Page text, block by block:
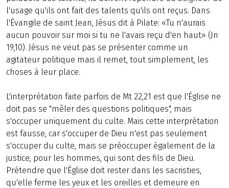
l'usage qu'ils ont fait des talents qu'ils ont reçus. Dans
l'Évangile de saint Jean, Jésus dit à Pilate: «Tu n'aurais
aucun pouvoir sur moi si tu ne l'avais reçu d'en haut» (Jn
19,10). Jésus ne veut pas se présenter comme un
agitateur politique mais il remet, tout simplement, les
choses à leur place.
L'interprétation faite parfois de Mt 22,21 est que l'Église ne
doit pas se "mêler des questions politiques", mais
s'occuper uniquement du culte. Mais cette interprétation
est fausse, car s'occuper de Dieu n'est pas seulement
s'occuper du culte, mais se préoccuper également de la
justice, pour les hommes, qui sont des fils de Dieu.
Prétendre que l'Église doit rester dans les sacristies,
qu'elle ferme les yeux et les oreilles et demeure en